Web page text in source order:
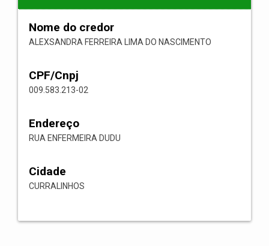
Nome do credor
ALEXSANDRA FERREIRA LIMA DO NASCIMENTO
CPF/Cnpj
009.583.213-02
Endereço
RUA ENFERMEIRA DUDU
Cidade
CURRALINHOS